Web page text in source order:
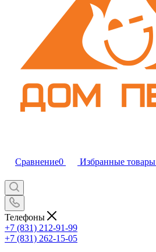
Сравнение0 Избранные товары
Телефоны
+7 (831) 212-91-99
+7 (831) 262-15-05